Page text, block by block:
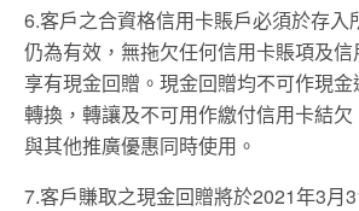
6.客戶之合資格信用卡賬戶必須於存入
仍為有效，無拖欠任何信用卡賬項及
享有現金回贈。現金回贈均不可作現
轉換，轉讓及不可用作繳付信用卡結
與其他推廣優惠同時使用。
7.客戶賺取之現金回贈將於2021年3月